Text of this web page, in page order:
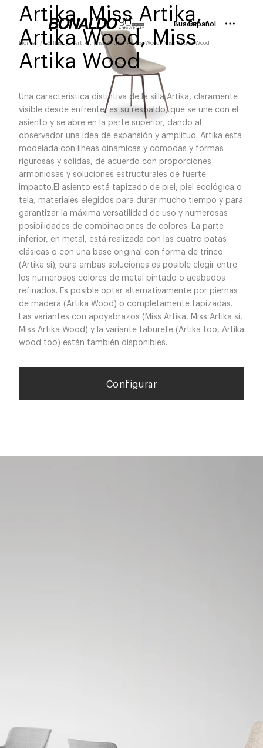
BuscarEspañol
Home Sillas Artika, Miss Artika, Artika Wood, Miss Artika Wood
Artika, Miss Artika,
Artika Wood, Miss
Artika Wood
Una característica distintiva de la silla Artika, claramente
visible desde enfrente, es su respaldo, que se une con el
asiento y se abre en la parte superior, dando al
observador una idea de expansión y amplitud. Artika está
modelada con líneas dinámicas y cómodas y formas
rigurosas y sólidas, de acuerdo con proporciones
armoniosas y soluciones estructurales de fuerte
impacto.El asiento está tapizado de piel, piel ecológica o
tela, materiales elegidos para durar mucho tiempo y para
garantizar la máxima versatilidad de uso y numerosas
posibilidades de combinaciones de colores. La parte
inferior, en metal, está realizada con las cuatro patas
clásicas o con una base original con forma de trineo
(Artika si); para ambas soluciones es posible elegir entre
los numerosos colores de metal pintado o acabados
refinados. Es posible optar alternativamente por piernas
de madera (Artika Wood) o completamente tapizadas.
Las variantes con apoyabrazos (Miss Artika, Miss Artika si,
Miss Artika Wood) y la variante taburete (Artika too, Artika
wood too) están también disponibles.
Configurar